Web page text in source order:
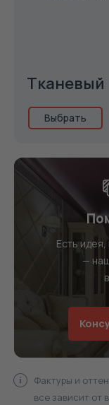
Тканевый
Выбрать
Есть
—
Фактуры и
все зависит от